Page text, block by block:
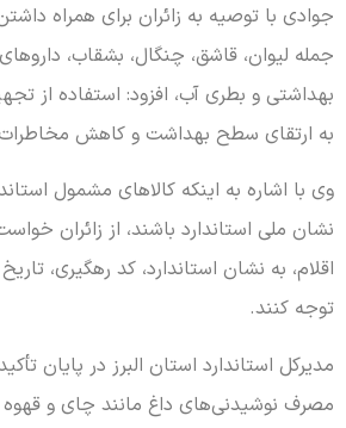
جوادی با توصیه به زائران برای همراه
جمله لیوان، قاشق، چنگال، بشقاب،
بهداشتی و بطری آب، افزود: استفاده از
به ارتقای سطح بهداشت و کاهش
وی با اشاره به اینکه کالاهای مشمول
نشان ملی استاندارد باشند، از زائران
اقلام، به نشان استاندارد، کد رهگیری،
توجه کنند.
مدیرکل استاندارد استان البرز در پایان
مصرف نوشیدنی‌های داغ مانند چای و قهوه